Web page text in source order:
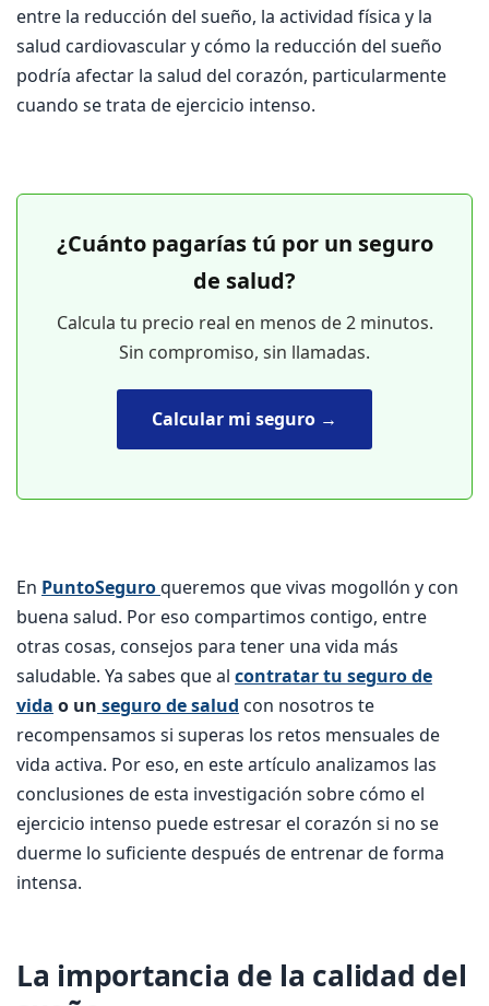
entre la reducción del sueño, la actividad física y la
salud cardiovascular y cómo la reducción del sueño
podría afectar la salud del corazón, particularmente
cuando se trata de ejercicio intenso.
¿Cuánto pagarías tú por un seguro
de salud?
Calcula tu precio real en menos de 2 minutos.
Sin compromiso, sin llamadas.
Calcular mi seguro →
En PuntoSeguroqueremos que vivas mogollón y con
buena salud. Por eso compartimos contigo, entre
otras cosas, consejos para tener una vida más
saludable. Ya sabes que al contratar tu seguro de
vida o un seguro de salud con nosotros te
recompensamos si superas los retos mensuales de
vida activa. Por eso, en este artículo analizamos las
conclusiones de esta investigación sobre cómo el
ejercicio intenso puede estresar el corazón si no se
duerme lo suficiente después de entrenar de forma
intensa.
La importancia de la calidad del